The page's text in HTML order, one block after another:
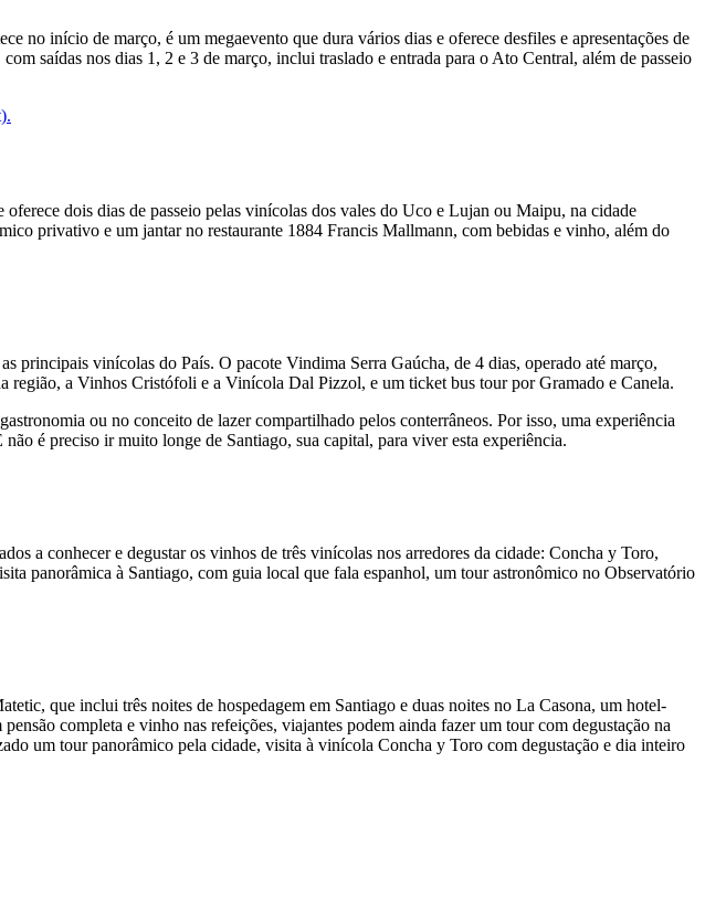
início de março, é um megaevento que dura vários dias e oferece desfiles e apresentações de
saídas nos dias 1, 2 e 3 de março, inclui traslado e entrada para o Ato Central, além de passeio
dois dias de passeio pelas vinícolas dos vales do Uco e Lujan ou Maipu, na cidade
privativo e um jantar no restaurante 1884 Francis Mallmann, com bebidas e vinho, além do
principais vinícolas do País. O pacote Vindima Serra Gaúcha, de 4 dias, operado até março,
a Vinhos Cristófoli e a Vinícola Dal Pizzol, e um ticket bus tour por Gramado e Canela.
ou no conceito de lazer compartilhado pelos conterrâneos. Por isso, uma experiência
é preciso ir muito longe de Santiago, sua capital, para viver esta experiência.
a conhecer e degustar os vinhos de três vinícolas nos arredores da cidade: Concha y Toro,
panorâmica à Santiago, com guia local que fala espanhol, um tour astronômico no Observatório
que inclui três noites de hospedagem em Santiago e duas noites no La Casona, um hotel-
completa e vinho nas refeições, viajantes podem ainda fazer um tour com degustação na
um tour panorâmico pela cidade, visita à vinícola Concha y Toro com degustação e dia inteiro